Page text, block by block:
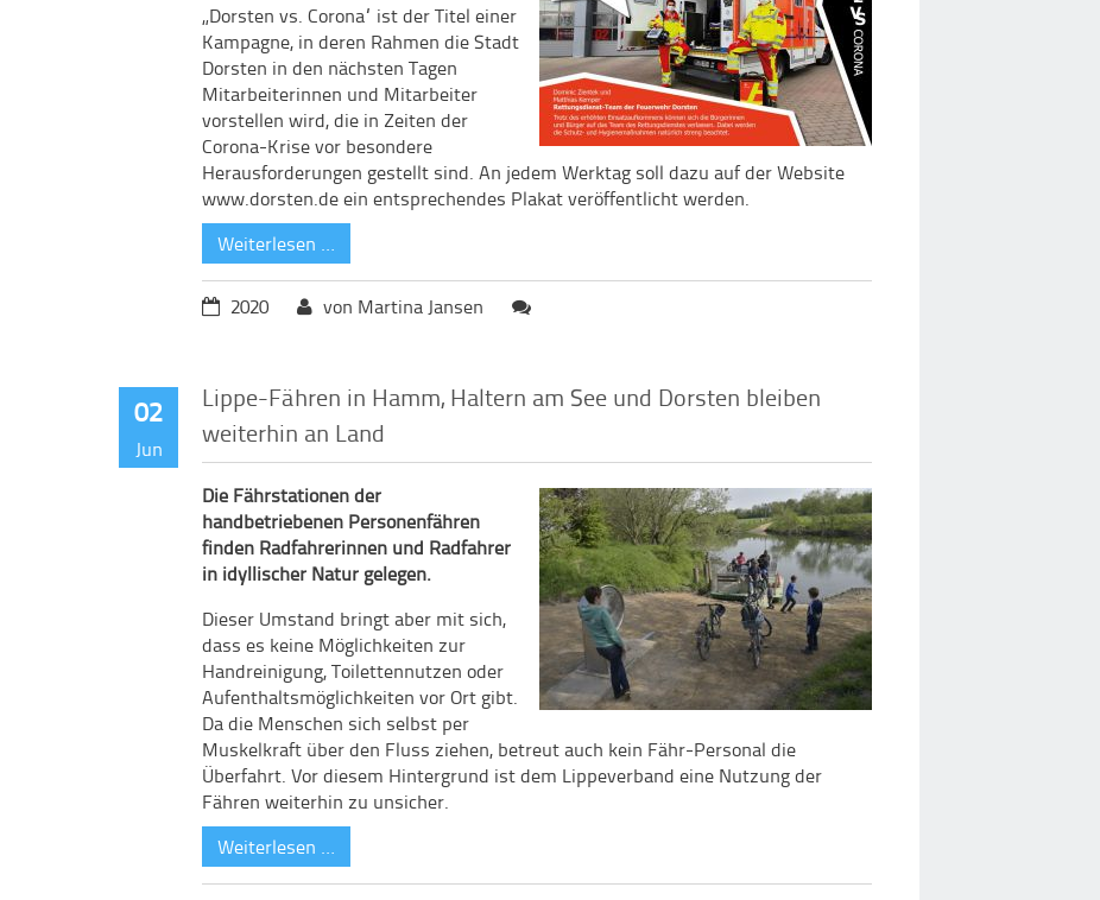
„Dorsten vs. Corona“ ist der Titel einer
Kampagne, in deren Rahmen die Stadt
Dorsten in den nächsten Tagen
Mitarbeiterinnen und Mitarbeiter
vorstellen wird, die in Zeiten der
Corona-Krise vor besondere
Herausforderungen gestellt sind. An jedem Werktag soll dazu auf der Website
www.dorsten.de ein entsprechendes Plakat veröffentlicht werden.
Weiterlesen …
2020 von Martina Jansen
02
Jun
Lippe-Fähren in Hamm, Haltern am See und Dorsten bleiben
weiterhin an Land
Die Fährstationen der
handbetriebenen Personenfähren
finden Radfahrerinnen und Radfahrer
in idyllischer Natur gelegen.
Dieser Umstand bringt aber mit sich,
dass es keine Möglichkeiten zur
Handreinigung, Toilettennutzen oder
Aufenthaltsmöglichkeiten vor Ort gibt.
Da die Menschen sich selbst per
Muskelkraft über den Fluss ziehen, betreut auch kein Fähr-Personal die
Überfahrt. Vor diesem Hintergrund ist dem Lippeverband eine Nutzung der
Fähren weiterhin zu unsicher.
Weiterlesen …